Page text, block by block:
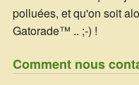
polluées, et qu'on soit
Gatorade™ .. ;-) !
Comment nous